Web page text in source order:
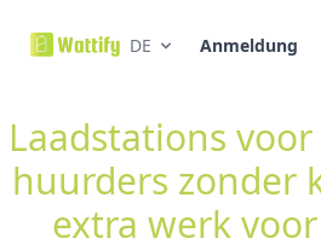
DE Anmeldung
Laadstations
huurders zonder
extra werk